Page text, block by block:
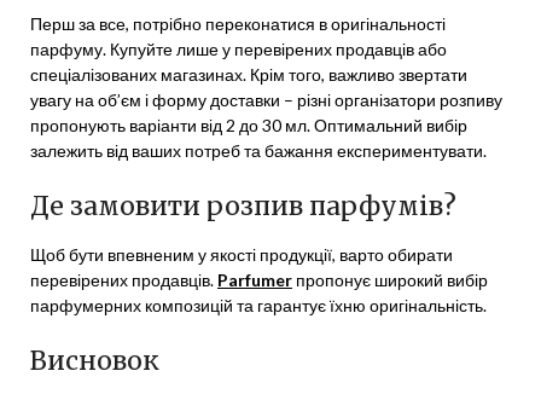
Перш за все, потрібно переконатися в оригінальності
парфуму. Купуйте лише у перевірених продавців або
спеціалізованих магазинах. Крім того, важливо звертати
увагу на об’єм і форму доставки – різні організатори розпиву
пропонують варіанти від 2 до 30 мл. Оптимальний вибір
залежить від ваших потреб та бажання експериментувати.
Де замовити розпив парфумів?
Щоб бути впевненим у якості продукції, варто обирати
перевірених продавців. Parfumer пропонує широкий вибір
парфумерних композицій та гарантує їхню оригінальність.
Висновок